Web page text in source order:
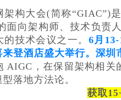
架构大会(简称“GIAC”)
面向架构师、技术负责
技术会议之一。 6月
登酒店盛大举行。深圳
AIGC，在保留架构相
落地方法论。
获取